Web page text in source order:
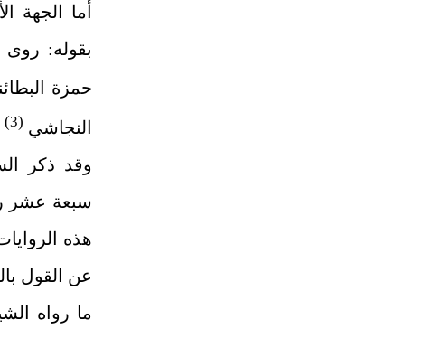
أما الجهة
بقوله: روى
حمزة
النجاشي (3)
وقد ذكر
سبعة عشر
هذه
عن القول
ما رواه